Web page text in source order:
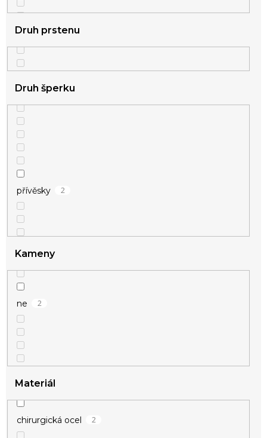
Druh prstenu
Druh šperku
přívěsky 2
Kameny
ne 2
Materiál
chirurgická ocel 2